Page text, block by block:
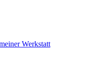
Werkstatt